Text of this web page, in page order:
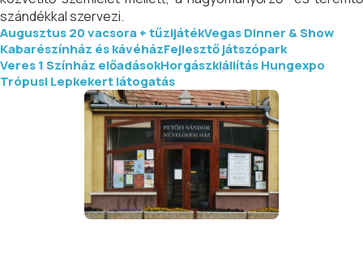
szándékkal szervezi.
Augusztus 20 vacsora + tűzijátékVegas Dinner & Show
Kabarészínház és kávéházFejlesztő játszópark
Veres 1 Színház előadásokHorgászkiállítás Hungexpo
Trópusi Lepkekert látogatás